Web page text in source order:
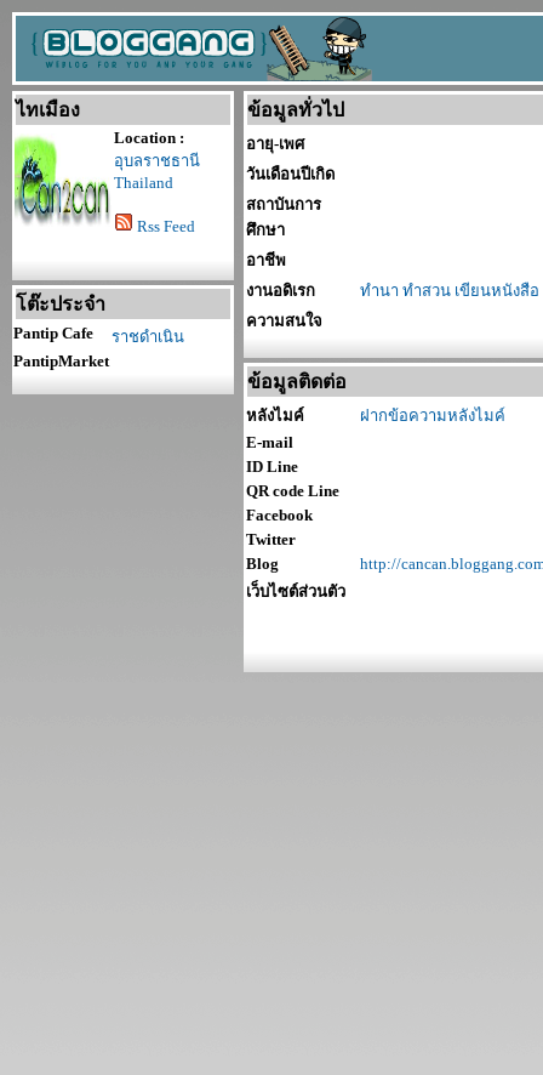
ไทเมือง
Location :
อุบลราชธานี
Thailand
Rss Feed
โต๊ะประจำ
Pantip Cafe
ราชดำเนิน
PantipMarket
ข้อมูลทั่วไป
อายุ-เพศ
วันเดือนปีเกิด
สถาบันการ
ศึกษา
อาชีพ
งานอดิเรก
ทำนา ทำสวน เขียนหนังสือ
ความสนใจ
ข้อมูลติดต่อ
หลังไมค์
ฝากข้อความหลังไมค์
E-mail
ID Line
QR code Line
Facebook
Twitter
Blog
http://
เว็บไซต์ส่วนตัว